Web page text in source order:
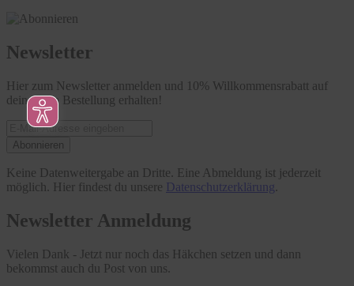
Newsletter
Hier zum Newsletter anmelden und 10% Willkommensrabatt auf
deine erste Bestellung erhalten!
Abonnieren
Keine Datenweitergabe an Dritte. Eine Abmeldung ist jederzeit
möglich. Hier findest du unsere Datenschutzerklärung
Newsletter Anmeldung
Vielen Dank - Jetzt nur noch das Häkchen setzen und dann
bekommst auch du Post von uns.